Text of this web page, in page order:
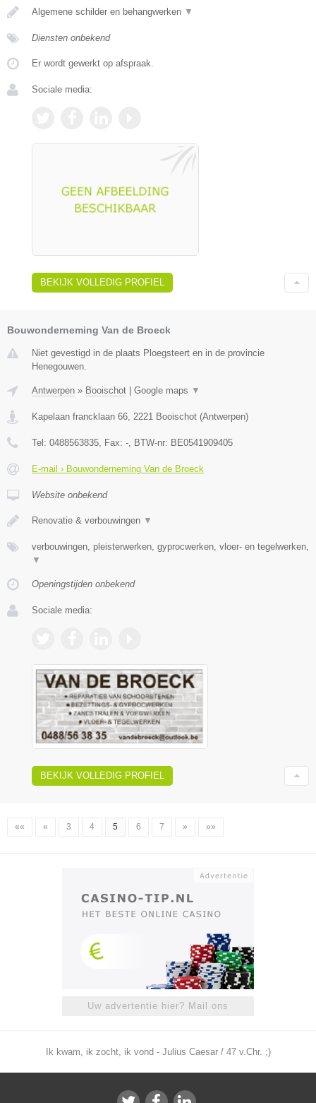
Algemene schilder en behangwerken ▼
Diensten onbekend
Er wordt gewerkt op afspraak.
Sociale media:
BEKIJK VOLLEDIG PROFIEL
Bouwonderneming Van de Broeck
Niet gevestigd in de plaats Ploegsteert en in de provincie
Henegouwen.
Antwerpen » Booischot | Google maps ▼
Kapelaan francklaan 66 2221 Booischot (Antwerpen)
Tel: 0488563835 , Fax: - , BTW-nr: BE0541909405
E-mail › Bouwonderneming Van de Broeck
Website onbekend
Renovatie & verbouwingen ▼
verbouwingen, pleisterwerken, gyprocwerken, vloer- en tegelwerken,
▼
Openingstijden onbekend
Sociale media:
BEKIJK VOLLEDIG PROFIEL
«« « 3 4 5 6 7 » »»
Uw advertentie hier? Mail ons
Ik kwam, ik zocht, ik vond - Julius Caesar / 47 v.Chr. ;)